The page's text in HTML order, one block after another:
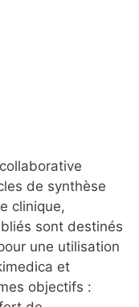
de synthèse
clinique,
sont destinés
une utilisation
et
objectifs :